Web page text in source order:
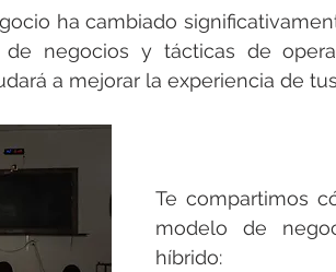
ha cambiado
negocios y tácticas de
a mejorar la experiencia de
Te compartimos
modelo de
híbrido: